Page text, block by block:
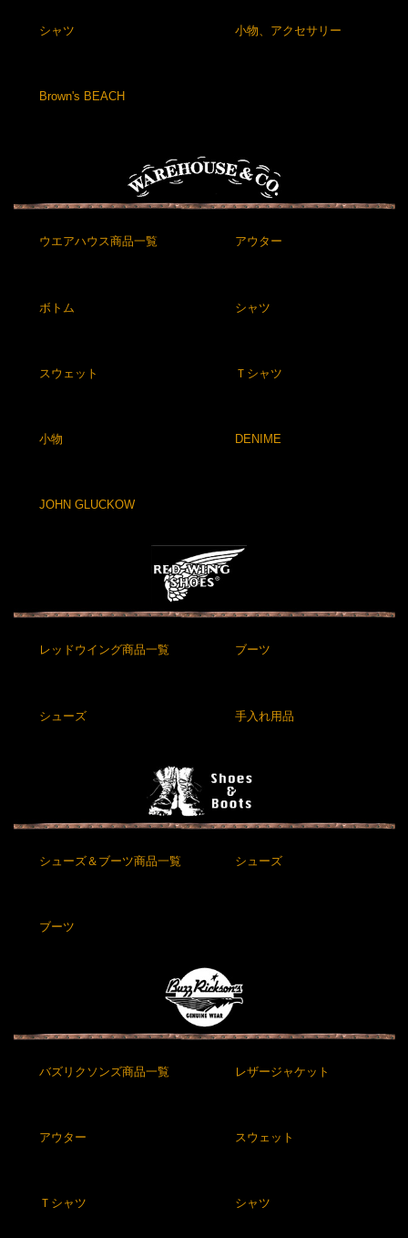
シャツ 小物、アクセサリー
Brown's BEACH
ウエアハウス商品一覧 アウター
ボトム シャツ
スウェット Ｔシャツ
小物 DENIME
JOHN GLUCKOW
レッドウイング商品一覧 ブーツ
シューズ 手入れ用品
シューズ＆ブーツ商品一覧 シューズ
ブーツ
バズリクソンズ商品一覧 レザージャケット
アウター スウェット
Ｔシャツ シャツ